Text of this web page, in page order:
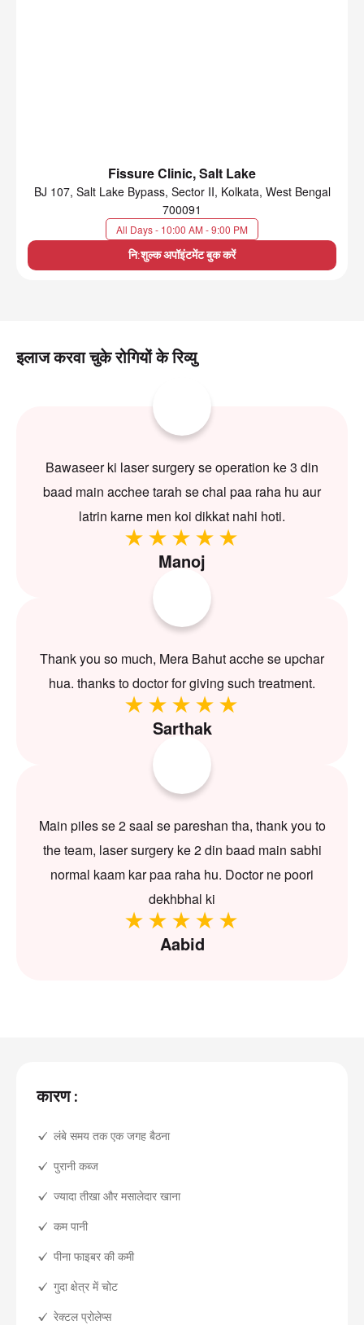
Fissure Clinic, Salt Lake
BJ 107, Salt Lake Bypass, Sector II, Kolkata, West Bengal
700091
All Days - 10:00 AM - 9:00 PM
नि:शुल्क अपॉइंटमेंट बुक करें
इलाज करवा चुके रोगियों के रिव्यु
Bawaseer ki laser surgery se operation ke 3 din
baad main acchee tarah se chal paa raha hu aur
latrin karne men koi dikkat nahi hoti.
Manoj
Thank you so much, Mera Bahut acche se upchar
hua. thanks to doctor for giving such treatment.
Sarthak
Main piles se 2 saal se pareshan tha, thank you to
the team, laser surgery ke 2 din baad main sabhi
normal kaam kar paa raha hu. Doctor ne poori
dekhbhal ki
Aabid
कारण :
लंबे समय तक एक जगह बैठना
पुरानी कब्ज
ज्यादा तीखा और मसालेदार खाना
कम पानी
पीना फाइबर की कमी
गुदा क्षेत्र में चोट
रेक्टल प्रोलेप्स